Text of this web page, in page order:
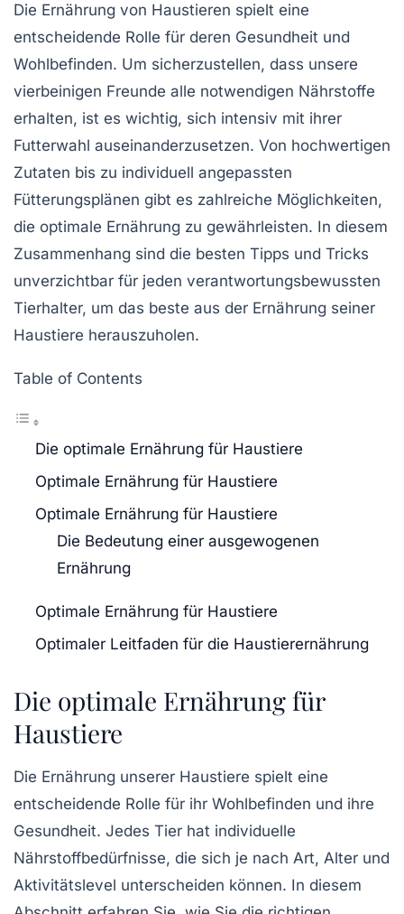
Die Ernährung von Haustieren spielt eine
entscheidende Rolle für deren Gesundheit und
Wohlbefinden. Um sicherzustellen, dass unsere
vierbeinigen Freunde alle notwendigen Nährstoffe
erhalten, ist es wichtig, sich intensiv mit ihrer
Futterwahl auseinanderzusetzen. Von hochwertigen
Zutaten bis zu individuell angepassten
Fütterungsplänen gibt es zahlreiche Möglichkeiten,
die optimale Ernährung zu gewährleisten. In diesem
Zusammenhang sind die besten Tipps und Tricks
unverzichtbar für jeden verantwortungsbewussten
Tierhalter, um das beste aus der Ernährung seiner
Haustiere herauszuholen.
Table of Contents
Die optimale Ernährung für Haustiere
Optimale Ernährung für Haustiere
Optimale Ernährung für Haustiere
Die Bedeutung einer ausgewogenen
Ernährung
Optimale Ernährung für Haustiere
Optimaler Leitfaden für die Haustierernährung
Die optimale Ernährung für
Haustiere
Die Ernährung unserer Haustiere spielt eine
entscheidende Rolle für ihr Wohlbefinden und ihre
Gesundheit. Jedes Tier hat individuelle
Nährstoffbedürfnisse, die sich je nach Art, Alter und
Aktivitätslevel unterscheiden können. In diesem